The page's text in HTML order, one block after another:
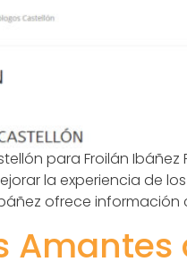
para Froilán
la experiencia de los
ofrece información
Amantes